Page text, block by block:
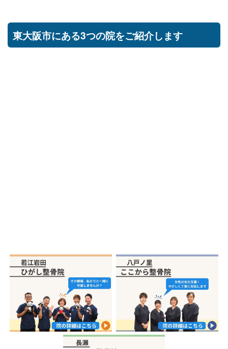
東大阪市にある3つの院をご紹介します